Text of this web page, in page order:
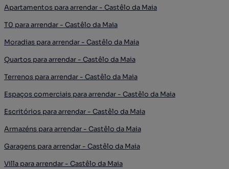
Apartamentos para arrendar - Castêlo da Maia
T0 para arrendar - Castêlo da Maia
Moradias para arrendar - Castêlo da Maia
Quartos para arrendar - Castêlo da Maia
Terrenos para arrendar - Castêlo da Maia
Espaços comerciais para arrendar - Castêlo da Maia
Escritórios para arrendar - Castêlo da Maia
Armazéns para arrendar - Castêlo da Maia
Garagens para arrendar - Castêlo da Maia
Villa para arrendar - Castêlo da Maia